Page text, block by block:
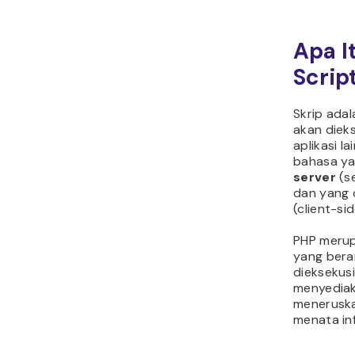
Apa
Skrip
akan
aplikasi
bahasa
server
dan yang
(client-
PHP
yang
menata